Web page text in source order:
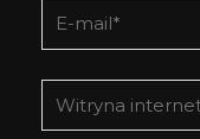
E-
mail*
Witryna
internetowa